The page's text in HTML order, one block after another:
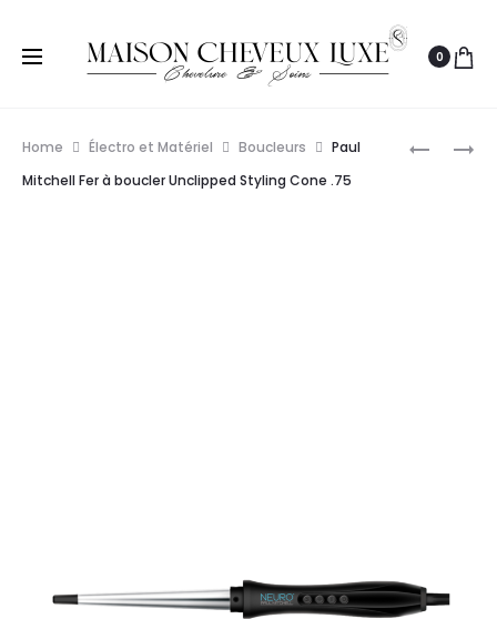
0
BARNUM
BABYLISS
Home Électro et Matériel Boucleurs
Paul
Mitchell Fer à boucler Unclipped Styling Cone .75